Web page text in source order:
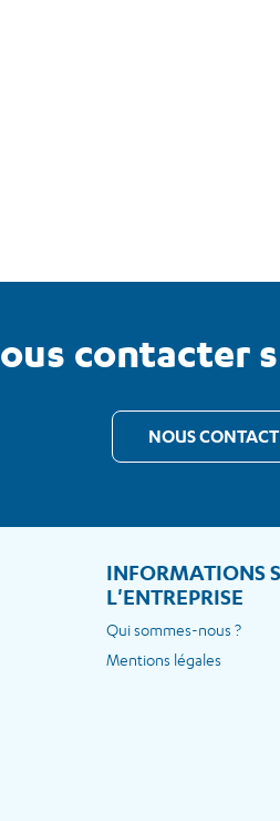
contacter
NOUS
INFORMATIONS
L'ENTREPRISE
Qui sommes-nous ?
Mentions légales